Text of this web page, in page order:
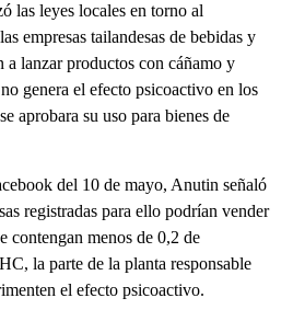
las leyes locales en torno al
empresas tailandesas de bebidas y
a lanzar productos con cáñamo y
genera el efecto psicoactivo en los
aprobara su uso para bienes de
del 10 de mayo, Anutin señaló
registradas para ello podrían vender
contengan menos de 0,2 de
la parte de la planta responsable
el efecto psicoactivo.